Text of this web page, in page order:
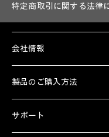
特定商取引に関する法律
会社情報
製品のご購入方法
サポート